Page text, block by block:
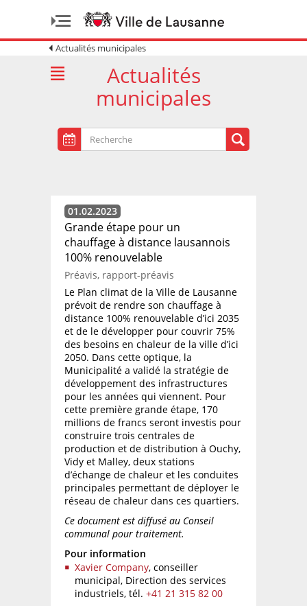
Actualités municipales
Actualités
municipales
01.02.2023
Grande étape pour un
chauffage à distance lausannois
100% renouvelable
Préavis, rapport-préavis
Le Plan climat de la Ville de Lausanne
prévoit de rendre son chauffage à
distance 100% renouvelable d’ici 2035
et de le développer pour couvrir 75%
des besoins en chaleur de la ville d’ici
2050. Dans cette optique, la
Municipalité a validé la stratégie de
développement des infrastructures
pour les années qui viennent. Pour
cette première grande étape, 170
millions de francs seront investis pour
construire trois centrales de
production et de distribution à Ouchy,
Vidy et Malley, deux stations
d’échange de chaleur et les conduites
principales permettant de déployer le
réseau de chaleur dans ces quartiers.
Ce document est diffusé au Conseil
communal pour traitement.
Pour information
Xavier Company, conseiller
municipal, Direction des services
industriels, tél. +41 21 315 82 00